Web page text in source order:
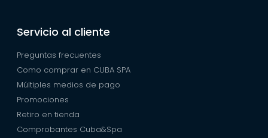
Servicio al cliente
Preguntas frecuentes
Como comprar en CUBA SPA
Múltiples medios de pago
Promociones
Retiro en tienda
Comprobantes Cuba&Spa